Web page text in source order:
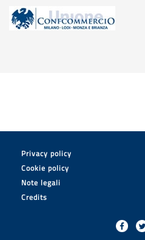
Privacy policy
Cookie policy
Note legali
Credits